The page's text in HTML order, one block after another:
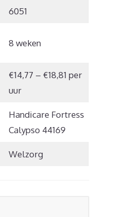
6051
8 weken
€14,77 – €18,81 per
uur
Handicare Fortress
Calypso 44169
Welzorg